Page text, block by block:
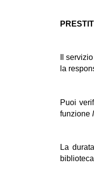
Il
la
Puoi
funzione
La